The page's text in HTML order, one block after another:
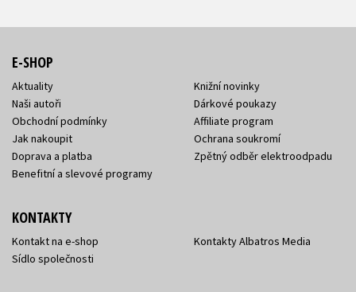
E-SHOP
Aktuality
Naši autoři
Obchodní podmínky
Jak nakoupit
Doprava a platba
Benefitní a slevové programy
Knižní novinky
Dárkové poukazy
Affiliate program
Ochrana soukromí
Zpětný odběr elektroodpadu
KONTAKTY
Kontakt na e-shop
Sídlo společnosti
Kontakty Albatros Media